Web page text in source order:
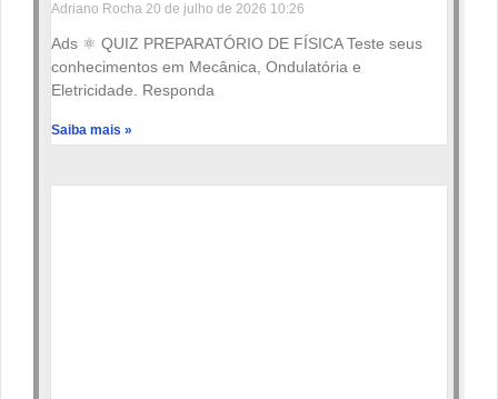
Adriano Rocha 20 de julho de 2026 10:26
Ads ⚛️ QUIZ PREPARATÓRIO DE FÍSICA Teste seus
conhecimentos em Mecânica, Ondulatória e
Eletricidade. Responda
Saiba mais »